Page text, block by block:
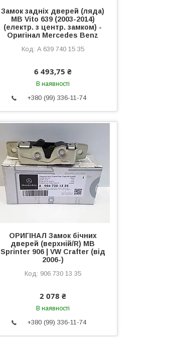
Замок задніх дверей (ляда)
MB Vito 639 (2003-2014)
(електр. з центр. замком) -
Оригінал Mercedes Benz
A 639 740 15 35
6 493,75 ₴
В наявності
+380 (99) 336-11-74
ОРИГІНАЛ Замок бічних
дверей (верхній/R) MB
Sprinter 906 | VW Crafter (від
2006-)
906 730 13 35
2 078 ₴
В наявності
+380 (99) 336-11-74